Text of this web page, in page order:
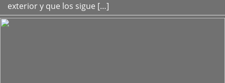
exterior y que los sigue […]